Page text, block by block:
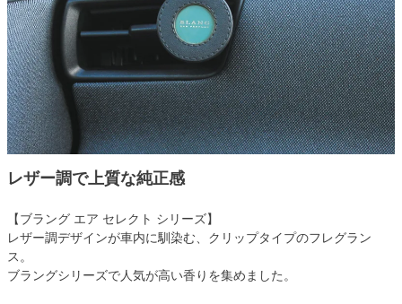
レザー調で上質な純正感
【ブラング エア セレクト シリーズ】
レザー調デザインが車内に馴染む、クリップタイプのフレグラン
ス。
ブラングシリーズで人気が高い香りを集めました。